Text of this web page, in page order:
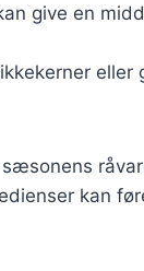
give en
eller
kan